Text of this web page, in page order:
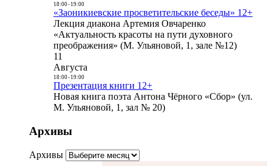
18:00- 19:00
«Заоникиевские просветительские беседы» 12+
Лекция диакона Артемия Овчаренко
«Актуальность красоты на пути духовного
преображения» (М. Ульяновой, 1, зале №12)
11
Августа
18:00- 19:00
Презентация книги 12+
Новая книга поэта Антона Чёрного «Сбор» (ул.
М. Ульяновой, 1, зал № 20)
Архивы
Архивы